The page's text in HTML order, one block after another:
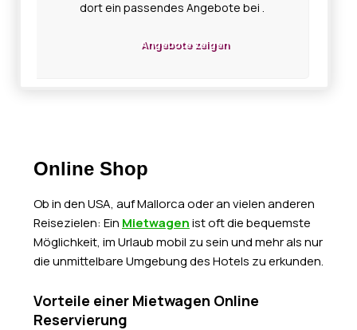
dort ein passendes Angebote bei .
Angebote zeigen
Online Shop
Ob in den USA, auf Mallorca oder an vielen anderen
Reisezielen: Ein Mietwagenist oft die bequemste
Möglichkeit, im Urlaub mobil zu sein und mehr als nur
die unmittelbare Umgebung des Hotels zu erkunden.
Vorteile einer Mietwagen Online
Reservierung